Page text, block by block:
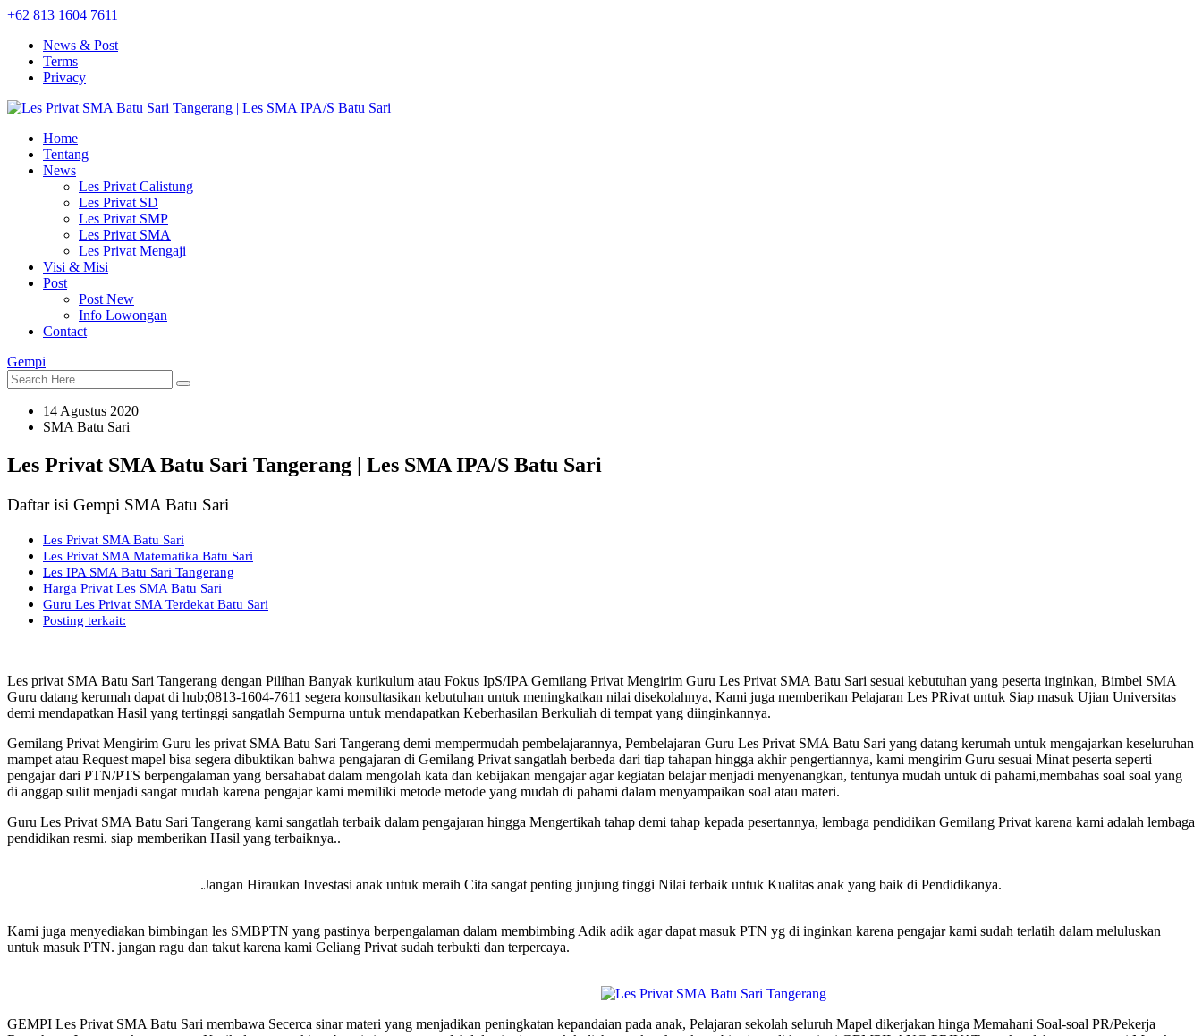
+62 813 1604 7611
News & Post
Terms
Privacy
Home
Tentang
News
Les Privat Calistung
Les Privat SD
Les Privat SMP
Les Privat SMA
Les Privat Mengaji
Visi & Misi
Post
Post New
Info Lowongan
Contact
Gempi
14 Agustus 2020
SMA Batu Sari
Les Privat SMA Batu Sari Tangerang | Les SMA IPA/S Batu Sari
Daftar isi Gempi SMA Batu Sari
Les Privat SMA Batu Sari
Les Privat SMA Matematika Batu Sari
Les IPA SMA Batu Sari Tangerang
Harga Privat Les SMA Batu Sari
Guru Les Privat SMA Terdekat Batu Sari
Posting terkait:
Les privat SMA Batu Sari Tangerang dengan Pilihan Banyak kurikulum atau Fokus IpS/IPA Gemilang Privat Mengirim Guru Les Privat SMA Batu Sari sesuai kebutuhan yang peserta inginkan, Bimbel SMA
Guru datang kerumah dapat di hub;0813-1604-7611 segera konsultasikan kebutuhan untuk meningkatkan nilai disekolahnya, Kami juga memberikan Pelajaran Les PRivat untuk Siap masuk Ujian Universitas
demi mendapatkan Hasil yang tertinggi sangatlah Sempurna untuk mendapatkan Keberhasilan Berkuliah di tempat yang diinginkannya.
Gemilang Privat Mengirim Guru les privat SMA Batu Sari Tangerang demi mempermudah pembelajarannya, Pembelajaran Guru Les Privat SMA Batu Sari yang datang kerumah untuk mengajarkan keseluruhan
mampet atau Request mapel bisa segera dibuktikan bahwa pengajaran di Gemilang Privat sangatlah berbeda dari tiap tahapan hingga akhir pengertiannya, kami mengirim Guru sesuai Minat peserta seperti
pengajar dari PTN/PTS berpengalaman yang bersahabat dalam mengolah kata dan kebijakan mengajar agar kegiatan belajar menjadi menyenangkan, tentunya mudah untuk di pahami,membahas soal soal yang
di anggap sulit menjadi sangat mudah karena pengajar kami memiliki metode metode yang mudah di pahami dalam menyampaikan soal atau materi.
Guru Les Privat SMA Batu Sari Tangerang kami sangatlah terbaik dalam pengajaran hingga Mengertikah tahap demi tahap kepada pesertannya, lembaga pendidikan Gemilang Privat karena kami adalah lembaga
pendidikan resmi. siap memberikan Hasil yang terbaiknya..
.Jangan Hiraukan Investasi anak untuk meraih Cita sangat penting junjung tinggi Nilai terbaik untuk Kualitas anak yang baik di Pendidikanya.
Kami juga menyediakan bimbingan les SMBPTN yang pastinya berpengalaman dalam membimbing Adik adik agar dapat masuk PTN yg di inginkan karena pengajar kami sudah terlatih dalam meluluskan
untuk masuk PTN. jangan ragu dan takut karena kami Geliang Privat sudah terbukti dan terpercaya.
GEMPI Les Privat SMA Batu Sari membawa Secerca sinar materi yang menjadikan peningkatan kepandaian pada anak, Pelajaran sekolah seluruh Mapel dikerjakan hinga Memahani Soal-soal PR/Pekerja